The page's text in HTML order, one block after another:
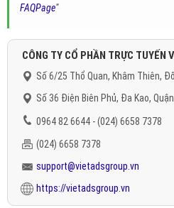
FAQPage"
CÔNG TY CỔ PHẦN TRỰC TUYẾN
Số 6/25 Thổ Quan, Khâm Thiên,
Số 36 Điện Biên Phủ, Đa Kao,
0964 82 6644 - (024) 6658 7378
(024) 6658 7378
support@vietadsgroup.vn
https://vietadsgroup.vn